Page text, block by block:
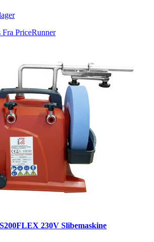
Fra PriceRunner
230V Slibemaskine